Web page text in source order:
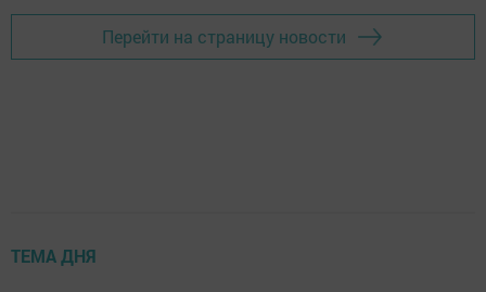
Перейти на страницу новости
ТЕМА ДНЯ